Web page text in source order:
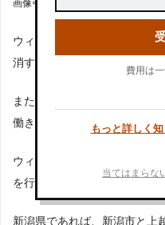
画像引用元：
ウィルオブは派遣求人の紹介
消する研修などにも力を入れ
また、社会保険制度や有給休
働きたい人も働きやすい環境
ウィルオブはメールや電話以
を行うことが可能です。
新潟県であれば、新潟市と上
費用は
もっと詳しく
当てはまらな